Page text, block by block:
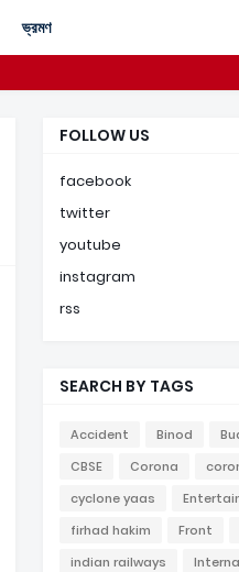
ভ্রমণ
FOLLOW US
facebook
twitter
youtube
instagram
rss
SEARCH BY TAGS
Accident Binod
CBSE
Corona
cyclone yaas
firhad hakim
Front
indian railways